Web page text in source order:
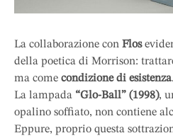
La collaborazione con Flos
della poetica di Morrison:
ma come condizione di esistenza.
La lampada “Glo-Ball” (1998),
opalino soffiato, non contiene
Eppure, proprio questa